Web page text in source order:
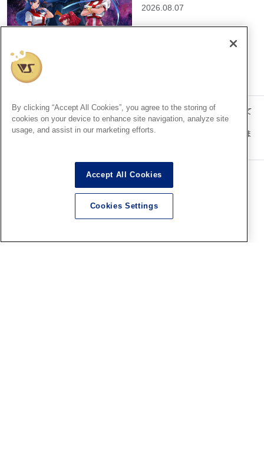
2026.08.07
記事内の価格表記は、掲載時点での消費税率に基づいた価格を表示して
います。
このコンテンツ内の情報、画像の二次使用及び無断引用は禁止いたしま
By clicking “Accept All Cookies”, you agree to the storing of
cookies on your device to enhance site navigation, analyze site
usage, and assist in our marketing efforts.
Accept All Cookies
Cookies Settings